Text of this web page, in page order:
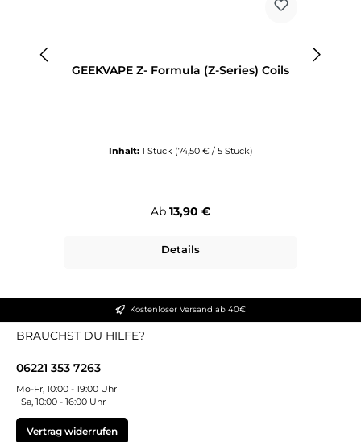
GEEKVAPE Z- Formula (Z-Series) Coils
Inhalt: 1 Stück (74,50 € / 5 Stück)
Regulärer Preis:
Ab 13,90 €
Details
Kostenloser Versand ab 40€
BRAUCHST DU HILFE?
06221 353 7263
Mo-Fr, 10:00 - 19:00 Uhr
Sa, 10:00 - 16:00 Uhr
Vertrag widerrufen